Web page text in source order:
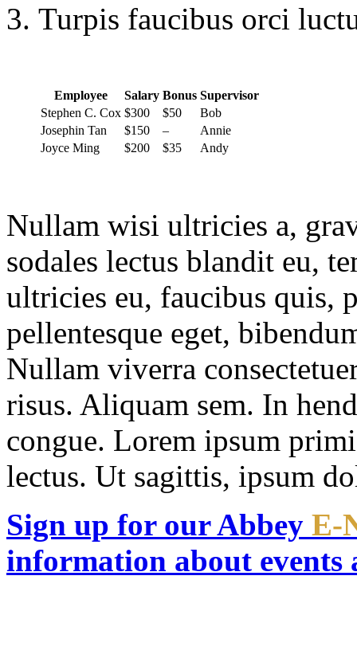
Turpis faucibus orci
Employee Salary Bonus Supervisor
Stephen C. Cox $300 $50
Bob
Josephin Tan
$150 –
Annie
Joyce Ming
$200 $35 Andy
Nullam wisi ultricies a,
sodales lectus blandit eu,
ultricies eu, faucibus quis,
pellentesque eget,
Nullam viverra
risus. Aliquam sem. In
congue. Lorem ipsum
lectus. Ut sagittis, ipsum
Sign up for our Abbey E-
information about events